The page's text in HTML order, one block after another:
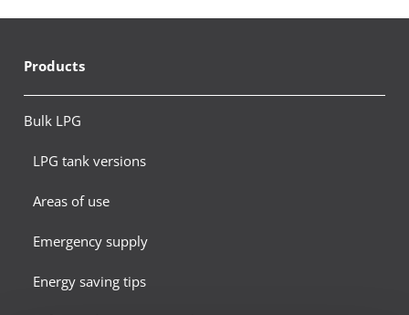
Products
Bulk LPG
LPG tank versions
Areas of use
Emergency supply
Energy saving tips